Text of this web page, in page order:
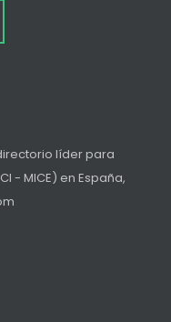
líder para
- MICE) en España,